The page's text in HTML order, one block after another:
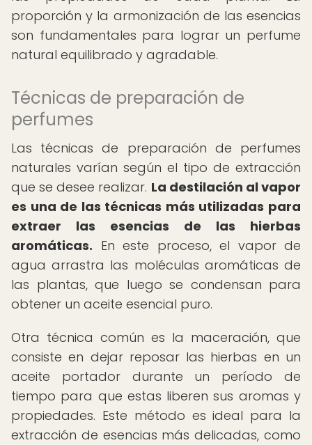
proporción y la armonización de las esencias
son fundamentales para lograr un perfume
natural equilibrado y agradable.
Técnicas de preparación de
perfumes
Las técnicas de preparación de perfumes
naturales varían según el tipo de extracción
que se desee realizar. La destilación al vapor
es una de las técnicas más utilizadas para
extraer las esencias de las hierbas
aromáticas. En este proceso, el vapor de
agua arrastra las moléculas aromáticas de
las plantas, que luego se condensan para
obtener un aceite esencial puro.
Otra técnica común es la maceración, que
consiste en dejar reposar las hierbas en un
aceite portador durante un período de
tiempo para que estas liberen sus aromas y
propiedades. Este método es ideal para la
extracción de esencias más delicadas, como